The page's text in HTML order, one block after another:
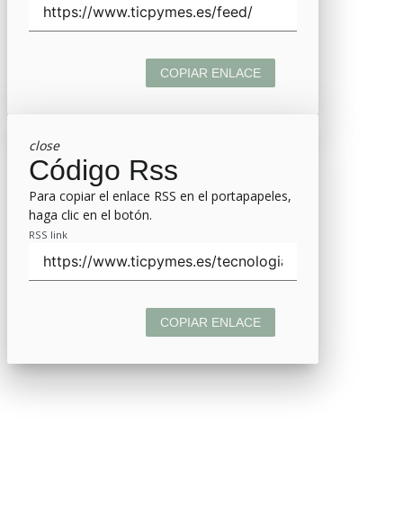
COPIAR ENLACE
close
Código Rss
Para copiar el enlace RSS en el portapapeles,
haga clic en el botón.
RSS link
COPIAR ENLACE